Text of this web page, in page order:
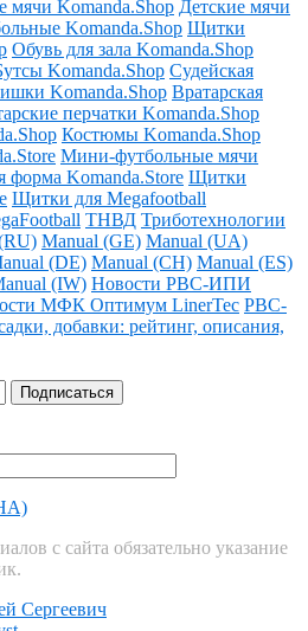
мячи Komanda.Shop Детские мячи
Komanda.Shop Щитки
Обувь для зала Komanda.Shop
Komanda.Shop Судейская
Komanda.Shop Вратарская
перчатки Komanda.Shop
Костюмы Komanda.Shop
Мини-футбольные мячи
форма Komanda.Store Щитки
Щитки для Megafootball
ТНВД Триботехнологии
Manual (GE) Manual (UA)
(DE) Manual (CH) Manual (ES)
(IW) Новости РВС-ИПИ
МФК Оптимум LinerTec РВС-
добавки: рейтинг, описания,
с сайта обязательно указание
Сергеевич